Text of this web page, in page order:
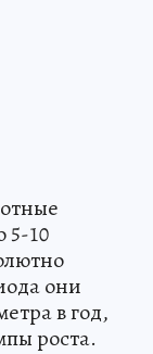
5-10
они
в год,
роста.